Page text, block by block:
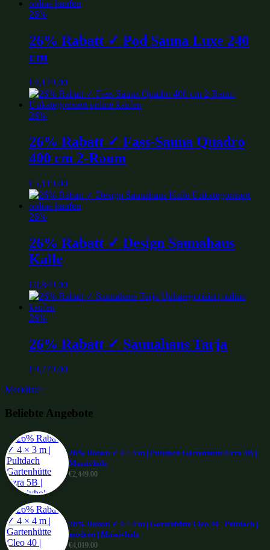
26%
26% Rabatt ✓ Pod Sauna Luxe 240
cm
€4,179.00
26%
26% Rabatt ✓ Fass-Sauna Quadro
400 cm 2-Raum
€5,119.00
26%
26% Rabatt ✓ Design Saunahaus
Kalle
€6,849.00
26%
26% Rabatt ✓ Saunahaus Tarja
€9,779.00
Merkliste:
Beliebte Angebote
26% Rabatt ✓ 4 × 3 m | Pultdach Gartenhütte Ezra 5B |
Massivholz
€2,449.00
26% Rabatt ✓ 4 × 4 m | Gartenhütte Cleo 40 | Pultdach |
modern | Massivholz
€4,019.00